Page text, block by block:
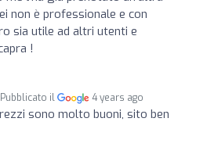
non è professionale e con
sia utile ad altri utenti e
!
Pubblicato il 4 years ago
sono molto buoni, sito ben